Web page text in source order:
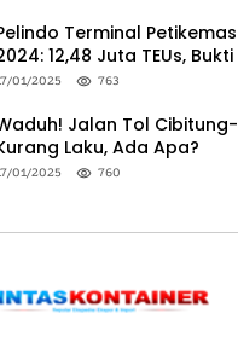
Terminal
12,48 Juta TEUs,
Nasional
01/2025 763
Jalan Tol
Laku, Ada Apa?
01/2025 760